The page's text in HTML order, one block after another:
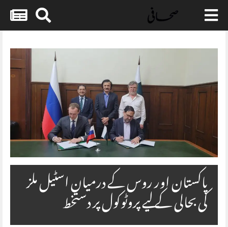
Skip
content
پاکستان اور روس کے درمیان اسٹیل ملز
کی بحالی کے لیے پروٹوکول پر دستخط